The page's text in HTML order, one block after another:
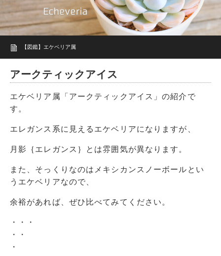
【図鑑】エケベリア属
アークティックアイス
エケベリア属「アークティックアイス」の紹介で
す。
エレガンス系に見えるエケベリアになりますが、
月影｛エレガンス｝とは雰囲気が異なります。
また、そっくりなのはメキシカンスノーボールとい
うエケベリアなので、
余裕があれば、ぜひ比べてみてください。
・・・
・・
・